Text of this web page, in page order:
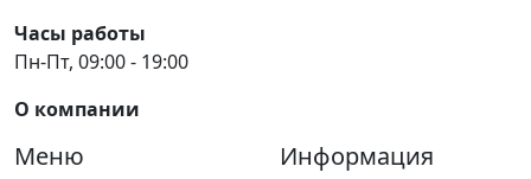
Часы работы
Пн-Пт, 09:00 - 19:00
О компании
Меню Информация